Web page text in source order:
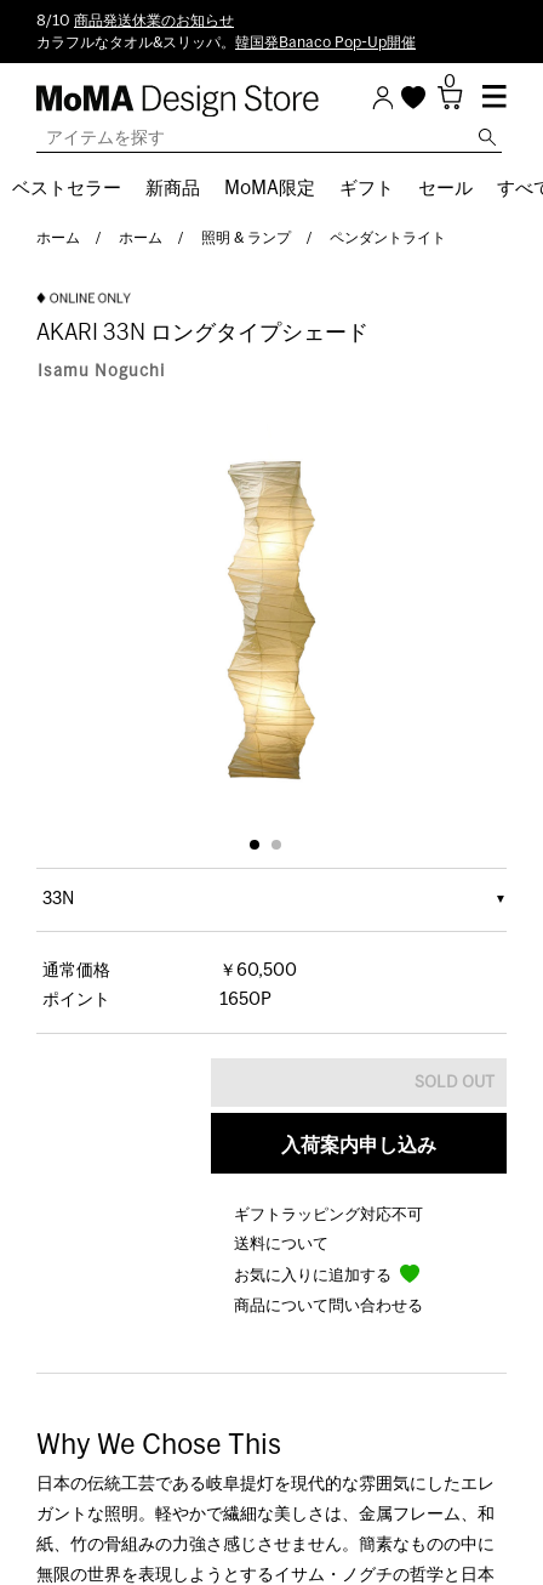
8/10 商品発送休業のお知らせ
カラフルなタオル&スリッパ。 韓国発Banaco Pop-Up開催
0
ベストセラー 新商品 MoMA限定 ギフト セール すべ
ホーム ホーム 照明 & ランプ ペンダントライト
AKARI 33N ロングタイプシェード
Isamu Noguchi
33N
通常価格
￥60,500
ポイント
1650P
入荷案内申し込み
ギフトラッピング対応不可
送料について
お気に入りに追加する
商品について問い合わせる
Why We Chose This
日本の伝統工芸である岐阜提灯を現代的な雰囲気にしたエレ
ガントな照明。軽やかで繊細な美しさは、金属フレーム、和
紙、竹の骨組みの力強さ感じさせません。簡素なものの中に
無限の世界を表現しようとするイサム・ノグチの哲学と日本